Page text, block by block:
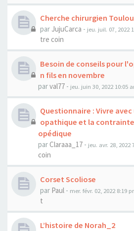
Cherche chirurgien
par JujuCarca - jeu. juil. 07, 2022
tre coin
Besoin de conseils pour
n fils en novembre
parval77 - jeu. juin 30, 2022 10:05
Questionnaire : Vivre
opathique et la
opédique
parClaraaa_17 - jeu. avr. 28, 2022
coin
Corset Scoliose
par Paul - mer. févr. 02, 2022 8:19
t
L’histoire de Norah_2